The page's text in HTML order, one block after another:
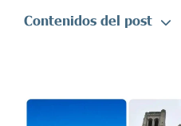
Contenidos del post